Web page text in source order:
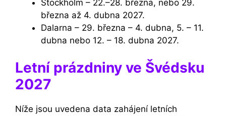
Stockholm – 22.–28. března, nebo 29.
března až 4. dubna 2027.
Dalarna – 29. března – 4. dubna, 5. – 11.
dubna nebo 12. – 18. dubna 2027.
Letní prázdniny ve Švédsku
2027
Níže jsou uvedena data zahájení letních